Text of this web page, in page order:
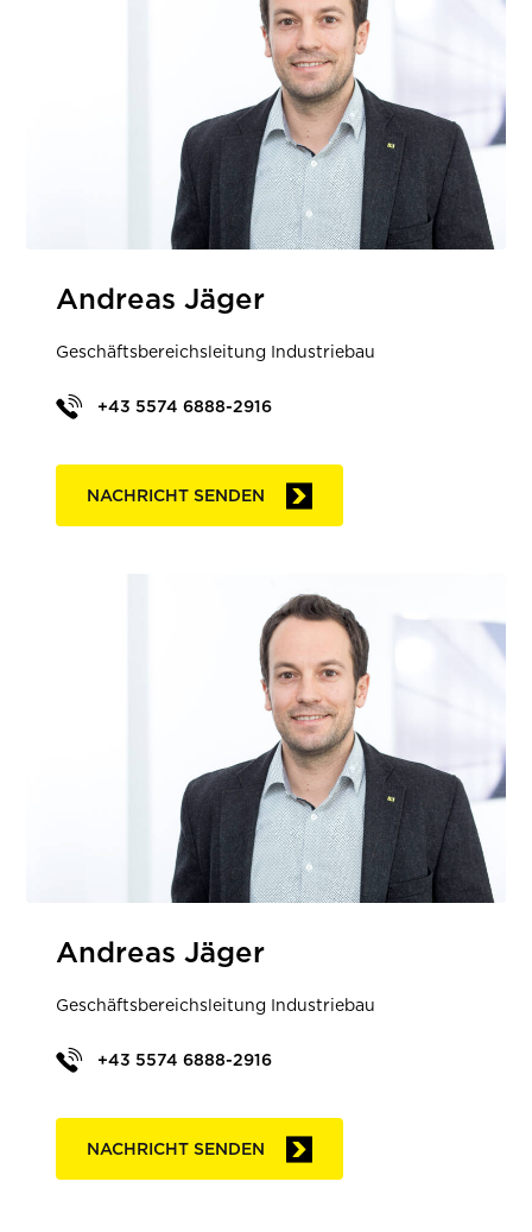
Andreas Jäger
Geschäftsbereichsleitung Industriebau
+43 5574 6888-2916
NACHRICHT SENDEN
Andreas Jäger
Geschäftsbereichsleitung Industriebau
+43 5574 6888-2916
NACHRICHT SENDEN